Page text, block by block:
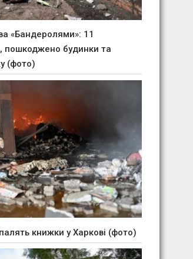
«Бандеролями»: 11
пошкоджено будинки та
(фото)
книжки у Харкові (фото)